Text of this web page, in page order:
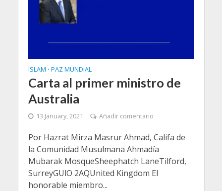
ISLAM • PAZ MUNDIAL
Carta al primer ministro de
Australia
13 January, 2021 Añadir comentario
Por Hazrat Mirza Masrur Ahmad, Califa de
la Comunidad Musulmana Ahmadía
Mubarak MosqueSheephatch LaneTilford,
SurreyGUlO 2AQUnited Kingdom El
honorable miembro...